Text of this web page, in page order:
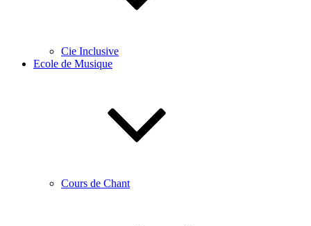
Cie Inclusive
Ecole de Musique
Cours de Chant